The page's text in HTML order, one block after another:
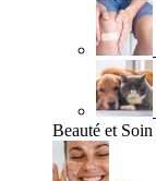
Beauté et Soin